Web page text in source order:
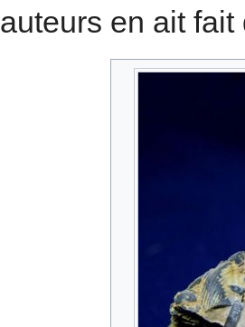
auteurs en ait